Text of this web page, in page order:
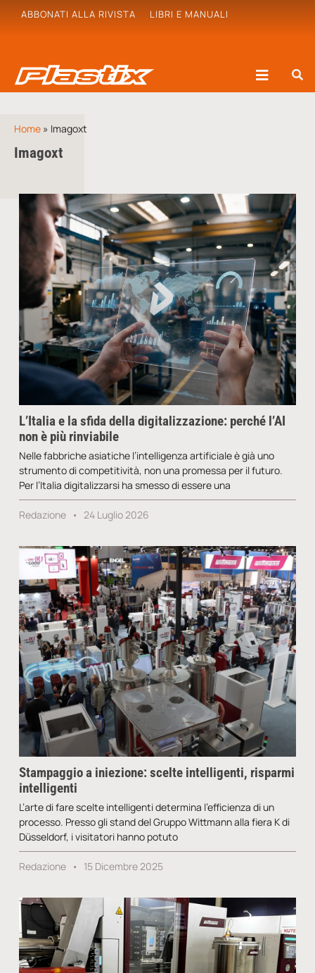
ABBONATI ALLA RIVISTA LIBRI E MANUALI
Home » Imagoxt
Imagoxt
L’Italia e la sfida della digitalizzazione: perché l’AI
non è più rinviabile
Nelle fabbriche asiatiche l’intelligenza artificiale è già uno
strumento di competitività, non una promessa per il futuro.
Per l’Italia digitalizzarsi ha smesso di essere una
Redazione 24 Luglio 2026
Stampaggio a iniezione: scelte intelligenti, risparmi
intelligenti
L’arte di fare scelte intelligenti determina l’efficienza di un
processo. Presso gli stand del Gruppo Wittmann alla fiera K di
Düsseldorf, i visitatori hanno potuto
Redazione 15 Dicembre 2025